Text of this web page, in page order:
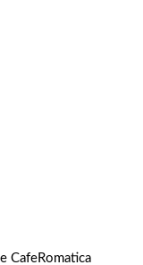
CafeRomatica